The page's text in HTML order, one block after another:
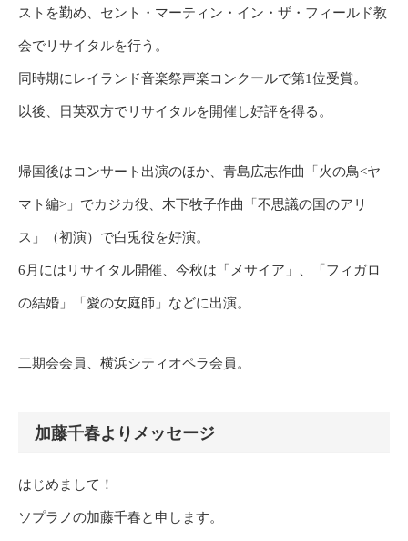
ストを勤め、セント・マーティン・イン・ザ・フィールド教
会でリサイタルを行う。
同時期にレイランド音楽祭声楽コンクールで第1位受賞。
以後、日英双方でリサイタルを開催し好評を得る。
帰国後はコンサート出演のほか、青島広志作曲「火の鳥<ヤ
マト編>」でカジカ役、木下牧子作曲「不思議の国のアリ
ス」（初演）で白兎役を好演。
6月にはリサイタル開催、今秋は「メサイア」、「フィガロ
の結婚」「愛の女庭師」などに出演。
二期会会員、横浜シティオペラ会員。
加藤千春よりメッセージ
はじめまして！
ソプラノの加藤千春と申します。